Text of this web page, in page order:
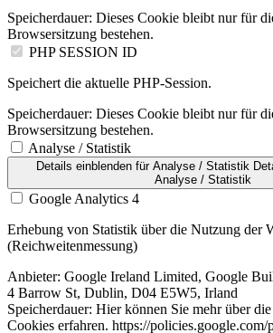
Speicherdauer: Dieses Cookie bleibt nur für
Browsersitzung bestehen.
PHP SESSION ID
Speichert die aktuelle PHP-Session.
Speicherdauer: Dieses Cookie bleibt nur für
Browsersitzung bestehen.
Analyse / Statistik
Details einblendenfür Analyse / Statistik
Analyse / Statistik
Google Analytics 4
Erhebung von Statistik über die Nutzung der
(Reichweitenmessung)
Anbieter: Google Ireland Limited, Google
4 Barrow St, Dublin, D04 E5W5, Irland
Speicherdauer: Hier können Sie mehr über
Cookies erfahren. https://policies.google.com/